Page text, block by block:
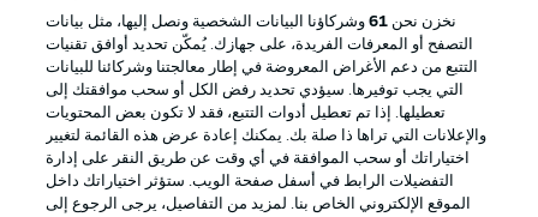
شروط الاستخدام الوظائف
جهة النشر تواصل معنا
اللاعبون
نخزن نحن 61وشركاؤنا البيانات الشخصية ونصل إليها، مثل بيانات
التصفح أو المعرفات الفريدة، على جهازك. يُمكّن تحديد أوافق تقنيات
التتبع من دعم الأغراض المعروضة في إطار معالجتنا وشركائنا للبيانات
التي يجب توفيرها. سيؤدي تحديد رفض الكل أو سحب موافقتك إلى
تعطيلها. إذا تم تعطيل أدوات التتبع، فقد لا تكون بعض المحتويات
والإعلانات التي تراها ذا صلة بك. يمكنك إعادة عرض هذه القائمة لتغيير
اختياراتك أو سحب الموافقة في أي وقت عن طريق النقر على إدارة
التفضيلات الرابط في أسفل صفحة الويب. ستؤثر اختياراتك داخل
الموقع الإلكتروني الخاص بنا. لمزيد من التفاصيل، يرجى الرجوع إلى